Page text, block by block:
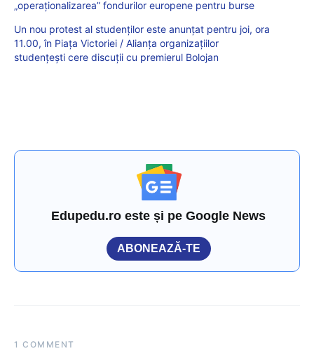
„operaționalizarea” fondurilor europene pentru burse
Un nou protest al studenților este anunțat pentru joi, ora
11.00, în Piața Victoriei / Alianța organizațiilor
studențești cere discuții cu premierul Bolojan
Edupedu.ro este și pe Google News
ABONEAZĂ-TE
1 COMMENT